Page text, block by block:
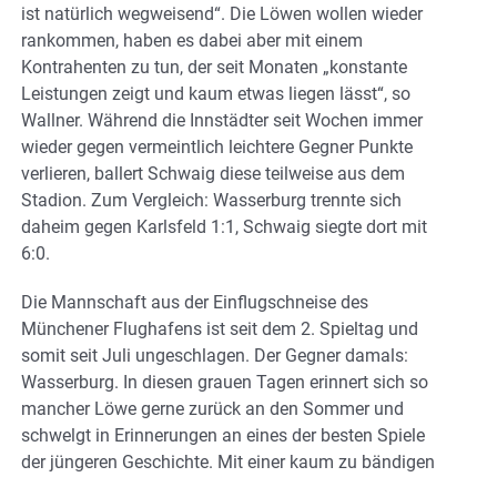
ist natürlich wegweisend“. Die Löwen wollen wieder
rankommen, haben es dabei aber mit einem
Kontrahenten zu tun, der seit Monaten „konstante
Leistungen zeigt und kaum etwas liegen lässt“, so
Wallner. Während die Innstädter seit Wochen immer
wieder gegen vermeintlich leichtere Gegner Punkte
verlieren, ballert Schwaig diese teilweise aus dem
Stadion. Zum Vergleich: Wasserburg trennte sich
daheim gegen Karlsfeld 1:1, Schwaig siegte dort mit
6:0.
Die Mannschaft aus der Einflugschneise des
Münchener Flughafens ist seit dem 2. Spieltag und
somit seit Juli ungeschlagen. Der Gegner damals:
Wasserburg. In diesen grauen Tagen erinnert sich so
mancher Löwe gerne zurück an den Sommer und
schwelgt in Erinnerungen an eines der besten Spiele
der jüngeren Geschichte. Mit einer kaum zu bändigen